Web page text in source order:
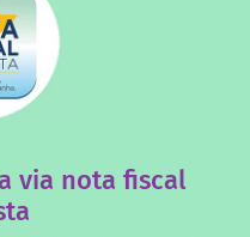
via nota fiscal